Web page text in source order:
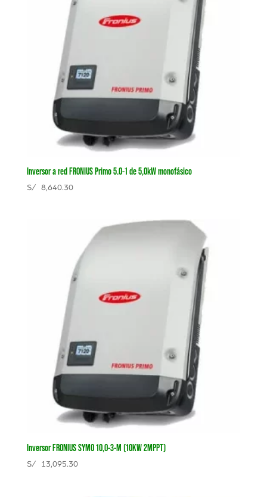
Inversor a red FRONIUS Primo 5.0-1 de 5,0kW monofásico
S/8,640.30
Inversor FRONIUS SYMO 10,0-3-M (10KW 2MPPT)
S/13,095.30